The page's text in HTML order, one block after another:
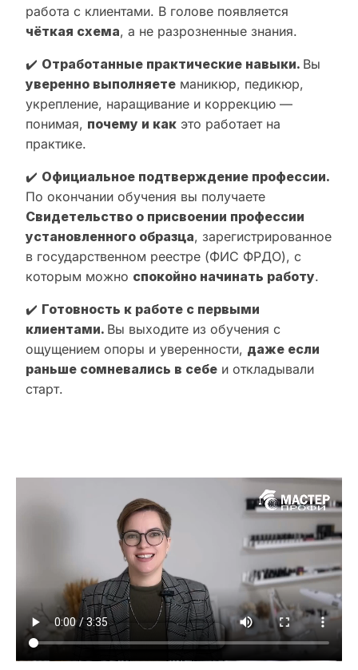
работа с клиентами. В голове появляется
чёткая схема, а не разрозненные знания.
✔️ Отработанные практические навыки. Вы
уверенно выполняете маникюр, педикюр,
укрепление, наращивание и коррекцию —
понимая, почему и как это работает на
практике.
✔️ Официальное подтверждение профессии.
По окончании обучения вы получаете
Свидетельство о присвоении профессии
установленного образца, зарегистрированное
в государственном реестре (ФИС ФРДО), с
которым можно спокойно начинать работу.
✔️ Готовность к работе с первыми
клиентами. Вы выходите из обучения с
ощущением опоры и уверенности, даже если
раньше сомневались в себе и откладывали
старт.